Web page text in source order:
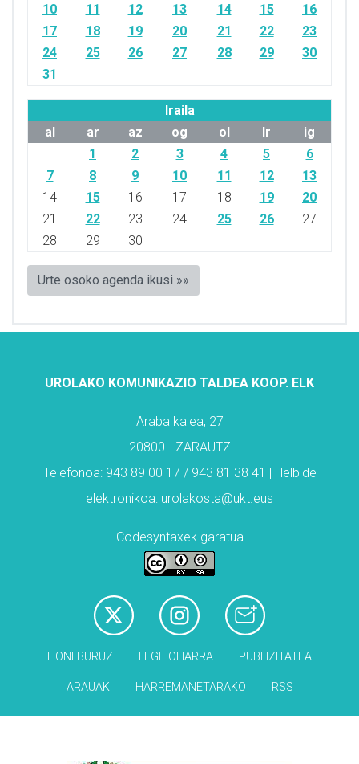
10
11 12 13 14 15
16
17
18 19 20 21 22
23
24
25 26 27 28 29
30
31
Iraila
al
ar az og ol lr
ig
1
2 3 4 5
6
7
8 9 10 11 12
13
14
15 16 17 18 19
20
21
22 23 24 25 26
27
28
29 30
Urte osoko agenda ikusi »»
UROLAKO KOMUNIKAZIO TALDEA KOOP. ELK
Araba kalea, 27
20800 - ZARAUTZ
Telefonoa: 943 89 00 17 / 943 81 38 41 | Helbide
elektronikoa: urolakosta@ukt.eus
Codesyntaxek garatua
HONI BURUZ LEGE OHARRA PUBLIZITATEA
ARAUAK HARREMANETARAKO RSS